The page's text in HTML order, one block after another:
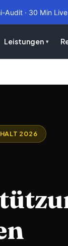
Audit · 30 Min
Leistungen
2026